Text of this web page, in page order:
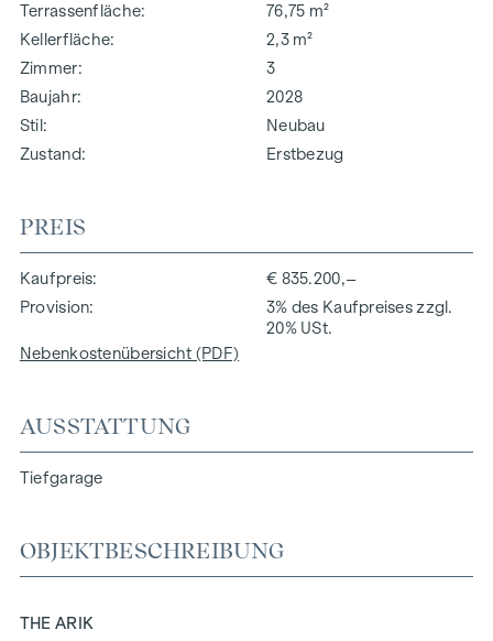
Terrassenfläche
76,75 m²
Kellerfläche
2,3 m²
Zimmer
3
Baujahr
2028
Stil
Neubau
Zustand
Erstbezug
PREIS
Kaufpreis
€ 835.200,–
Provision
3% des Kaufpreises zzgl.
20% USt.
Nebenkostenübersicht (PDF)
AUSSTATTUNG
Tiefgarage
OBJEKTBESCHREIBUNG
THE ARIK